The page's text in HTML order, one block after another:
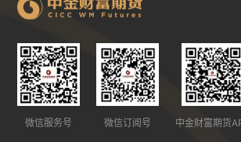
微信服务号 微信订阅号 中金财富期货